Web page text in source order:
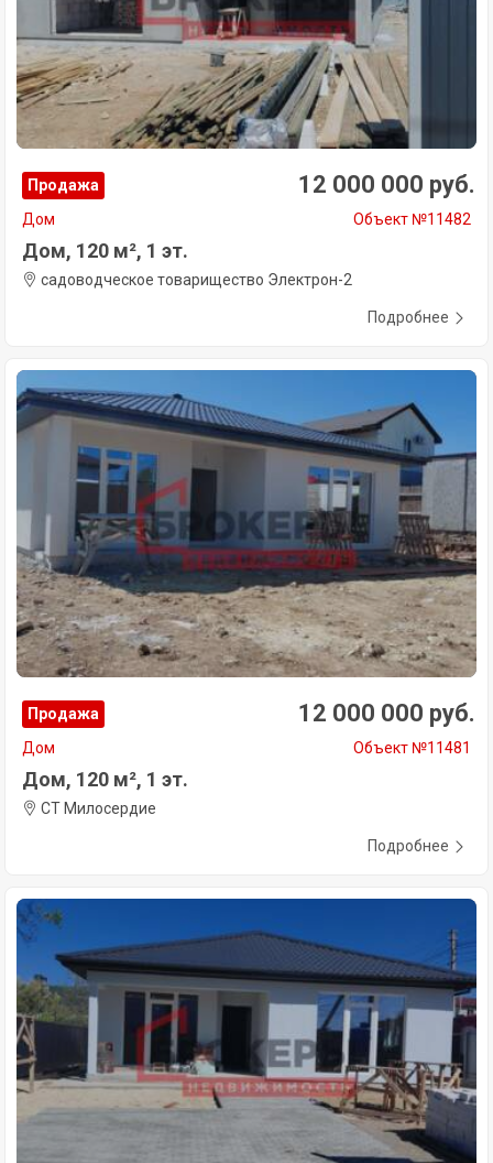
Продажа 12 000 000 руб.
Дом Объект №11482
Дом, 120 м², 1 эт.
садоводческое товарищество Электрон-2
Подробнее
Продажа 12 000 000 руб.
Дом Объект №11481
Дом, 120 м², 1 эт.
СТ Милосердие
Подробнее